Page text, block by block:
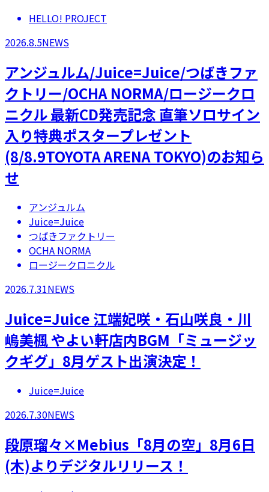
HELLO! PROJECT
2026.8.5NEWS
アンジュルム/Juice=Juice/つばきファ
クトリー/OCHA NORMA/ロージークロ
ニクル 最新CD発売記念 直筆ソロサイン
入り特典ポスタープレゼント
(8/8.9TOYOTA ARENA TOKYO)のお知ら
せ
アンジュルム
Juice=Juice
つばきファクトリー
OCHA NORMA
ロージークロニクル
2026.7.31NEWS
Juice=Juice 江端妃咲・石山咲良・川
嶋美楓 やよい軒店内BGM「ミュージッ
クギグ」8月ゲスト出演決定！
Juice=Juice
2026.7.30NEWS
段原瑠々×Mebius「8月の空」8月6日
(木)よりデジタルリリース！